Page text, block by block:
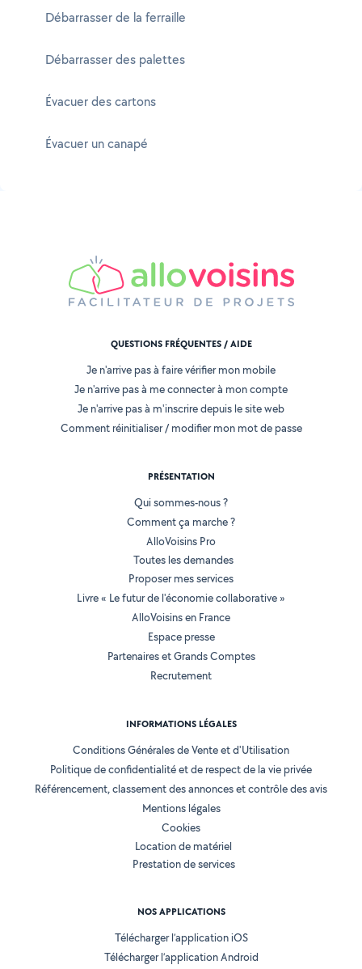
Débarrasser de la ferraille
Débarrasser des palettes
Évacuer des cartons
Évacuer un canapé
QUESTIONS FRÉQUENTES / AIDE
Je n'arrive pas à faire vérifier mon mobile
Je n'arrive pas à me connecter à mon compte
Je n'arrive pas à m'inscrire depuis le site web
Comment réinitialiser / modifier mon mot de passe
PRÉSENTATION
Qui sommes-nous ?
Comment ça marche ?
AlloVoisins Pro
Toutes les demandes
Proposer mes services
Livre « Le futur de l'économie collaborative »
AlloVoisins en France
Espace presse
Partenaires et Grands Comptes
Recrutement
INFORMATIONS LÉGALES
Conditions Générales de Vente et d'Utilisation
Politique de confidentialité et de respect de la vie privée
Référencement, classement des annonces et contrôle des avis
Mentions légales
Cookies
Location de matériel
Prestation de services
NOS APPLICATIONS
Télécharger l’application iOS
Télécharger l’application Android